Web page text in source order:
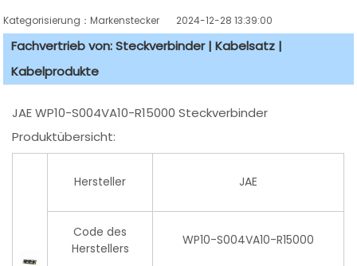
Kategorisierung：Markenstecker 2024-12-28 13:39:00
Fachvertrieb von: Steckverbinder | Kabelsatz |
Kabelprodukte
JAE WP10-S004VA10-R15000 Steckverbinder
Produktübersicht:
Hersteller JAE
Code des
Herstellers
WP10-S004VA10-R15000